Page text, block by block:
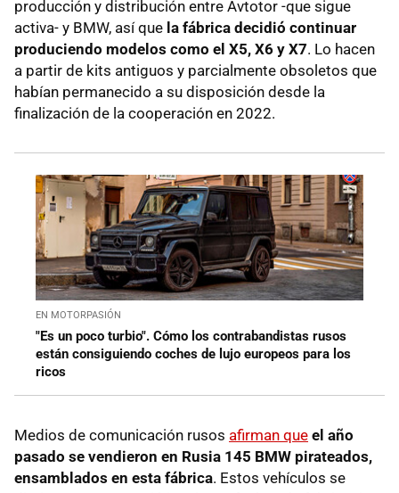
producción y distribución entre Avtotor -que sigue
activa- y BMW, así que la fábrica decidió continuar
produciendo modelos como el X5, X6 y X7. Lo hacen
a partir de kits antiguos y parcialmente obsoletos que
habían permanecido a su disposición desde la
finalización de la cooperación en 2022.
EN MOTORPASIÓN
"Es un poco turbio". Cómo los contrabandistas rusos
están consiguiendo coches de lujo europeos para los
ricos
Medios de comunicación rusos afirman que el año
pasado se vendieron en Rusia 145 BMW pirateados,
ensamblados en esta fábrica. Estos vehículos se